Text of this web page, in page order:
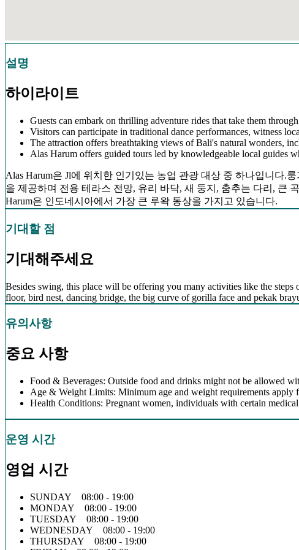
설명
하이라이트
Guests can embark on thrilling adventure rides that take them
Visitors can participate in traditional dance performances, witness
The attraction offers breathtaking views of Bali's natural wonders,
Alas Harum offers guided tours led by knowledgeable local guides
Alas Harum은 Jl에 위치한 인기있는 농업 관광 대상 중 하나입니다.
을 제공하며 전용 테라스 전망, 유리 바닥, 새 둥지, 춤추는 다리, 큰
Harum은 인도네시아에서 가장 큰 루왁 동상을 가지고 있습니다.
기대할 점
기대해주세요
Besides swing, this place will be offering you many activities like the
floor, bird nest, dancing bridge, the big curve of gorilla face and pekak
유의사항
중요 사항
Food & Beverages: Outside food and drinks might not be allowed
Age & Weight Limits: Minimum age and weight requirements apply
Health Conditions: Pregnant women, individuals with certain
운영 시간
영업 시간
SUNDAY 08:00 - 19:00
MONDAY 08:00 - 19:00
TUESDAY 08:00 - 19:00
WEDNESDAY 08:00 - 19:00
THURSDAY 08:00 - 19:00